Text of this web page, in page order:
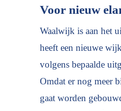
Voor nieuw
Waalwijk is aan het
heeft een nieuwe
volgens bepaalde
Omdat er nog meer
gaat worden